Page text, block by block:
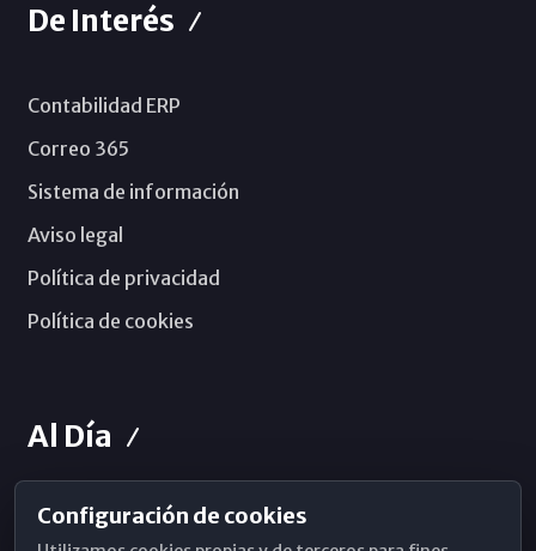
De Interés
Contabilidad ERP
Correo 365
Sistema de información
Aviso legal
Política de privacidad
Política de cookies
Al Día
Horarios de Misa
Configuración de cookies